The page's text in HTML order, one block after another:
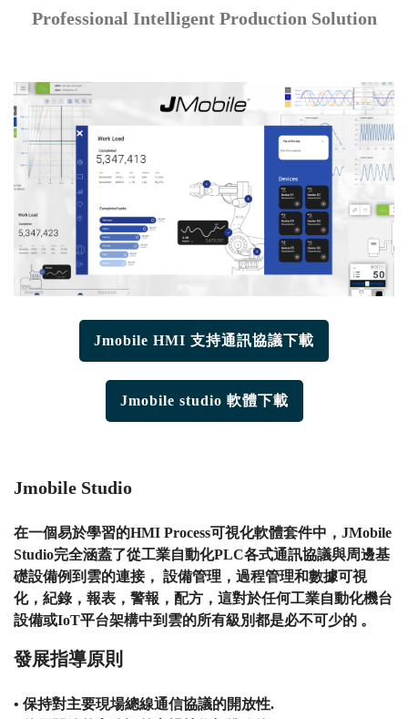
Professional Intelligent Production Solution
Jmobile HMI 支持通訊協議下載
Jmobile studio 軟體下載
Jmobile Studio
在一個易於學習的HMI Process可視化軟體套件中，JMobile
Studio完全涵蓋了從工業自動化PLC各式通訊協議與周邊基
礎設備例到雲的連接， 設備管理，過程管理和數據可視
化，紀錄，報表，警報，配方，這對於任何工業自動化機台
設備或IoT平台架構中到雲的所有級別都是必不可少的 。
發展指導原則
• 保持對主要現場總線通信協議的開放性.